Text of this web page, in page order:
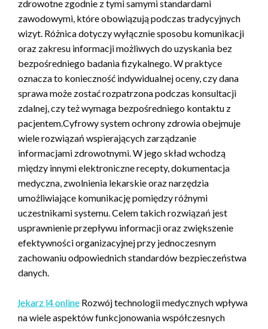
zdrowotne zgodnie z tymi samymi standardami
zawodowymi, które obowiązują podczas tradycyjnych
wizyt. Różnica dotyczy wyłącznie sposobu komunikacji
oraz zakresu informacji możliwych do uzyskania bez
bezpośredniego badania fizykalnego. W praktyce
oznacza to konieczność indywidualnej oceny, czy dana
sprawa może zostać rozpatrzona podczas konsultacji
zdalnej, czy też wymaga bezpośredniego kontaktu z
pacjentem.Cyfrowy system ochrony zdrowia obejmuje
wiele rozwiązań wspierających zarządzanie
informacjami zdrowotnymi. W jego skład wchodzą
między innymi elektroniczne recepty, dokumentacja
medyczna, zwolnienia lekarskie oraz narzędzia
umożliwiające komunikację pomiędzy różnymi
uczestnikami systemu. Celem takich rozwiązań jest
usprawnienie przepływu informacji oraz zwiększenie
efektywności organizacyjnej przy jednoczesnym
zachowaniu odpowiednich standardów bezpieczeństwa
danych.
lekarz l4 online Rozwój technologii medycznych wpływa
na wiele aspektów funkcjonowania współczesnych